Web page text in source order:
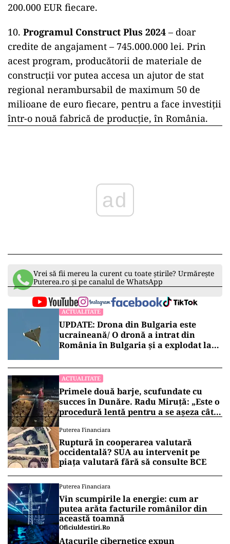
200.000 EUR fiecare.
10. Programul Construct Plus 2024 – doar
credite de angajament – 745.000.000 lei. Prin
acest program, producătorii de materiale de
construcții vor putea accesa un ajutor de stat
regional nerambursabil de maximum 50 de
milioane de euro fiecare, pentru a face investiții
într-o nouă fabrică de producție, în România.
ad
Vrei să fii mereu la curent cu toate știrile? Urmărește
Puterea.ro și pe canalul de WhatsApp
ACTUALITATE
UPDATE: Drona din Bulgaria este
ucraineană/ O dronă a intrat din
România în Bulgaria şi a explodat la
ACTUALITATE
Primele două barje, scufundate cu
succes în Dunăre. Radu Miruță: „Este o
procedură lentă pentru a se așeza cât
Puterea Financiara
Ruptură în cooperarea valutară
occidentală? SUA au intervenit pe
piața valutară fără să consulte BCE
Puterea Financiara
Vin scumpirile la energie: cum ar
putea arăta facturile românilor din
această toamnă
Oficiuldestiri.ro
Atacurile cibernetice expun